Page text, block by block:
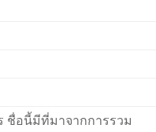
ชื่อนี้มีที่มาจากการรวม